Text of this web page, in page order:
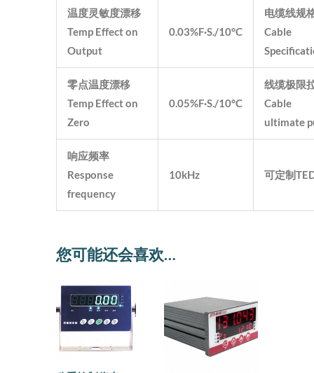
温度灵敏度漂移
Temp Effect on
Output
0.03%F·S./10°C
电缆线规
Cable
零点温度漂移
Temp Effect on
Zero
0.05%F·S./10°C
线缆极限
Cable
ultimate
响应频率
Response
frequency
10kHz 可定制
您可能还会喜欢…